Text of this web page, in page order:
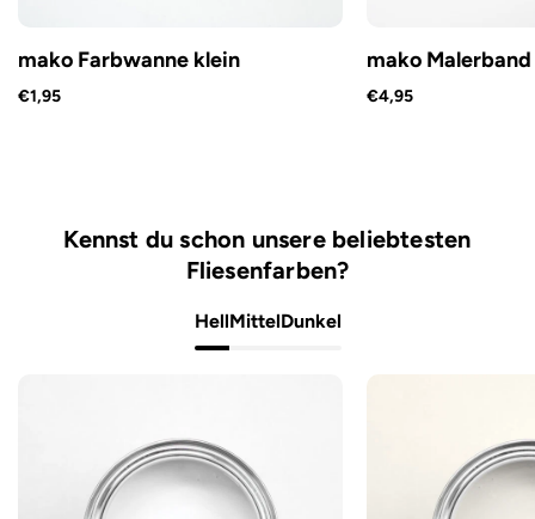
mako Farbwanne klein
€1,95
mako Malerband
€4,95
Kennst du schon unsere beliebtesten
Fliesenfarben?
HellMittelDunkel